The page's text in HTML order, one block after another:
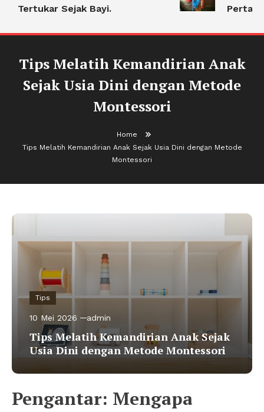
Tertukar Sejak Bayi.
Tips Melatih Kemandirian Anak
Sejak Usia Dini dengan Metode
Montessori
Home
Tips Melatih Kemandirian Anak Sejak Usia Dini dengan Metode
Montessori
Tips
10 Mei 2026 admin
Tips Melatih Kemandirian Anak Sejak
Usia Dini dengan Metode Montessori
Pengantar: Mengapa